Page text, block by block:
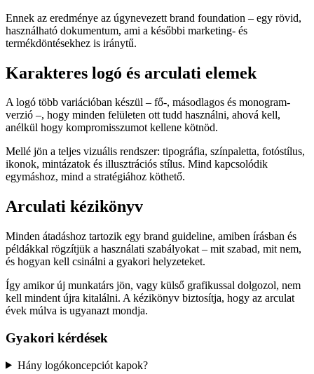
Ennek az eredménye az úgynevezett brand foundation – egy rövid,
használható dokumentum, ami a későbbi marketing- és
termékdöntésekhez is iránytű.
Karakteres logó és arculati elemek
A logó több variációban készül – fő-, másodlagos és monogram-
verzió –, hogy minden felületen ott tudd használni, ahová kell,
anélkül hogy kompromisszumot kellene kötnöd.
Mellé jön a teljes vizuális rendszer: tipográfia, színpaletta, fotóstílus,
ikonok, mintázatok és illusztrációs stílus. Mind kapcsolódik
egymáshoz, mind a stratégiához köthető.
Arculati kézikönyv
Minden átadáshoz tartozik egy brand guideline, amiben írásban és
példákkal rögzítjük a használati szabályokat – mit szabad, mit nem,
és hogyan kell csinálni a gyakori helyzeteket.
Így amikor új munkatárs jön, vagy külső grafikussal dolgozol, nem
kell mindent újra kitalálni. A kézikönyv biztosítja, hogy az arculat
évek múlva is ugyanazt mondja.
Gyakori kérdések
Hány logókoncepciót kapok?